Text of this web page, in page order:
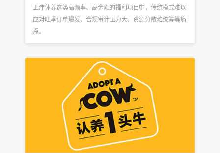
工疗休养这类高频率、高金额的福利项目中，传统模式难以
应对旺季订单爆发、合规审计压力大、资源分散难统筹等痛
点。